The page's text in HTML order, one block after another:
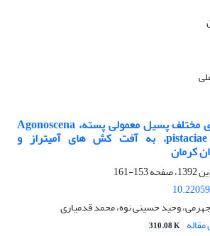
حساسیت جمعیت های مختلف پسیل معمولی پسته، Agonoscena
pistaciae (Hem.: Psyllidae)، به آفت کش های آمیتراز و
کرمان
153-161
جهرمی، وحید حسینی نوه، محمد قدمیاری
310.08 K